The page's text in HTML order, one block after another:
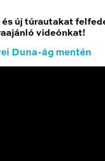
új túrautakat
videónkat!
Duna-ág mentén